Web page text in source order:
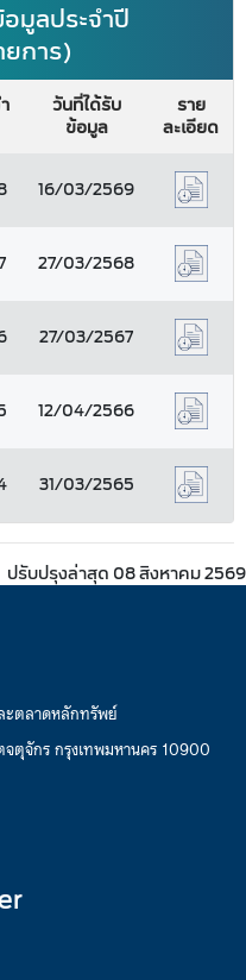
มูลประจำปี
การ)
วันที่ได้รับ
ข้อมูล
ราย
ละเอียด
16/03/2569
27/03/2568
27/03/2567
12/04/2566
31/03/2565
ปรับปรุงล่าสุด 08 สิงหาคม 2569
ะตลาดหลักทรัพย์
ตุจักร กรุงเทพมหานคร 10900